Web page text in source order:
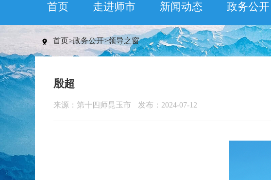
首页 走进师市 新闻动态 政务公开
首页>政务公开>领导之窗
殷超
来源：第十四师昆玉市 发布：2024-07-12